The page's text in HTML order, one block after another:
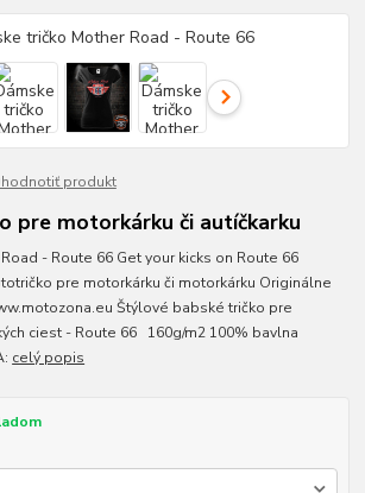
produkt
pre motorkárku či autíčkarku
- Route 66 Get your kicks on Route 66
pre motorkárku či motorkárku Originálne
Štýlové babské tričko pre
ciest - Route 66 160g/m2 100% bavlna
celý popis